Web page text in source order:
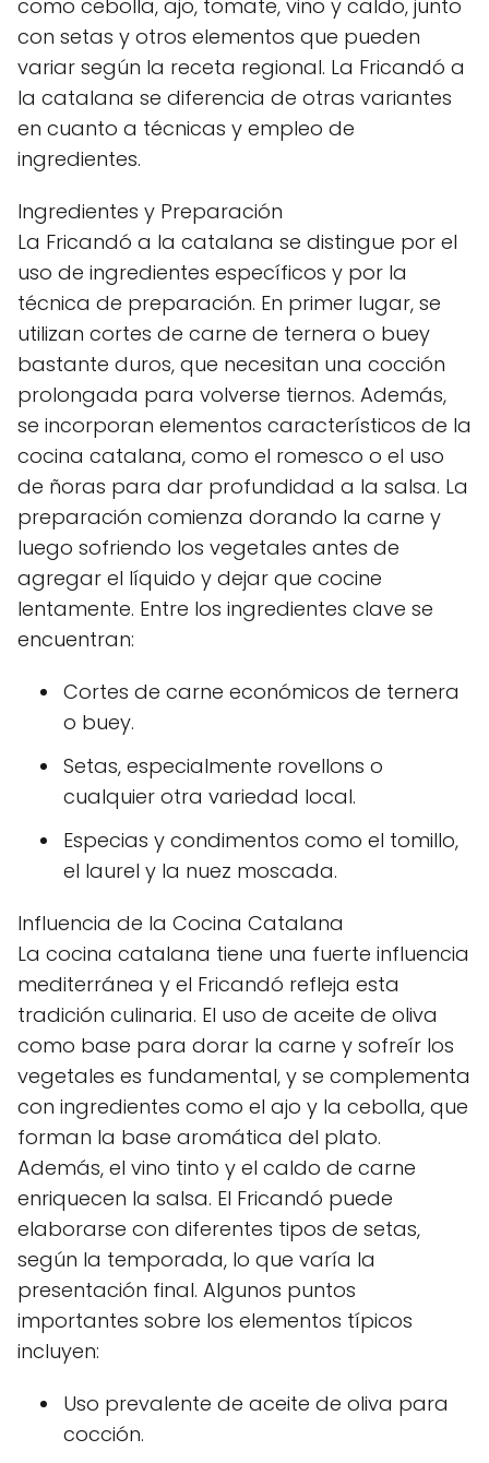
como cebolla, ajo, tomate, vino y caldo, junto
con setas y otros elementos que pueden
variar según la receta regional. La Fricandó a
la catalana se diferencia de otras variantes
en cuanto a técnicas y empleo de
ingredientes.
Ingredientes y Preparación
La Fricandó a la catalana se distingue por el
uso de ingredientes específicos y por la
técnica de preparación. En primer lugar, se
utilizan cortes de carne de ternera o buey
bastante duros, que necesitan una cocción
prolongada para volverse tiernos. Además,
se incorporan elementos característicos de la
cocina catalana, como el romesco o el uso
de ñoras para dar profundidad a la salsa. La
preparación comienza dorando la carne y
luego sofriendo los vegetales antes de
agregar el líquido y dejar que cocine
lentamente. Entre los ingredientes clave se
encuentran:
Cortes de carne económicos de ternera
o buey.
Setas, especialmente rovellons o
cualquier otra variedad local.
Especias y condimentos como el tomillo,
el laurel y la nuez moscada.
Influencia de la Cocina Catalana
La cocina catalana tiene una fuerte influencia
mediterránea y el Fricandó refleja esta
tradición culinaria. El uso de aceite de oliva
como base para dorar la carne y sofreír los
vegetales es fundamental, y se complementa
con ingredientes como el ajo y la cebolla, que
forman la base aromática del plato.
Además, el vino tinto y el caldo de carne
enriquecen la salsa. El Fricandó puede
elaborarse con diferentes tipos de setas,
según la temporada, lo que varía la
presentación final. Algunos puntos
importantes sobre los elementos típicos
incluyen:
Uso prevalente de aceite de oliva para
cocción.